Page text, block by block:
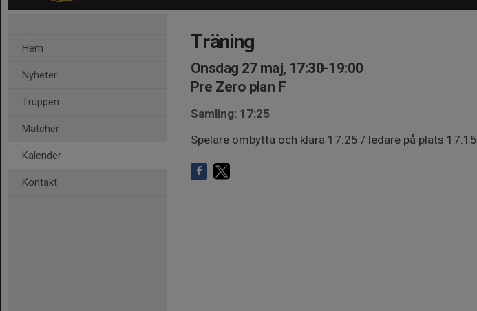
Hem
Nyheter
Truppen
Matcher
Kalender
Kontakt
Träning
Onsdag 27 maj, 17:30-19:00
Pre Zero plan F
Samling: 17:25
Spelare ombytta och klara 17:25 / ledare på plats 17:15